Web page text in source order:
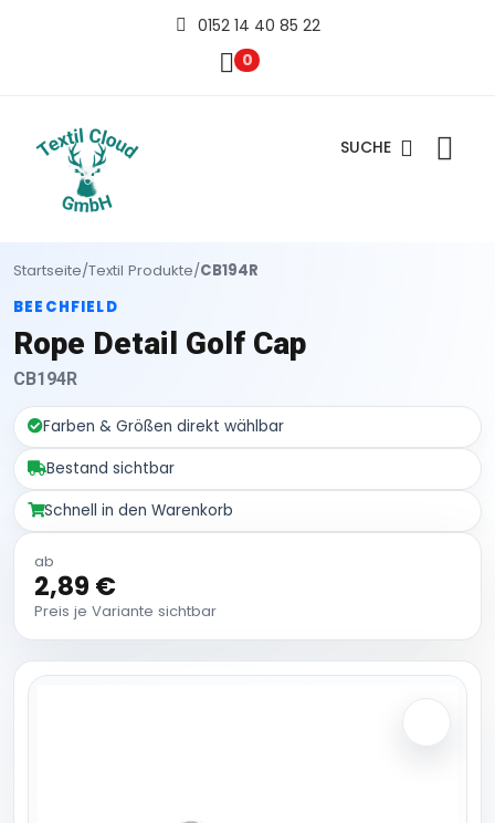
0152 14 40 85 22
0
SUCHE
Startseite/Textil Produkte/CB194R
BEECHFIELD
Rope Detail Golf Cap
CB194R
Farben & Größen direkt wählbar
Bestand sichtbar
Schnell in den Warenkorb
ab
2,89 €
Preis je Variante sichtbar